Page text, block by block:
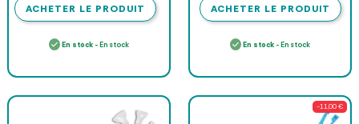
ACHETER LE PRODUIT
En stock- En stock
ACHETER LE PRODUIT
En stock - En stock
-11,00 €